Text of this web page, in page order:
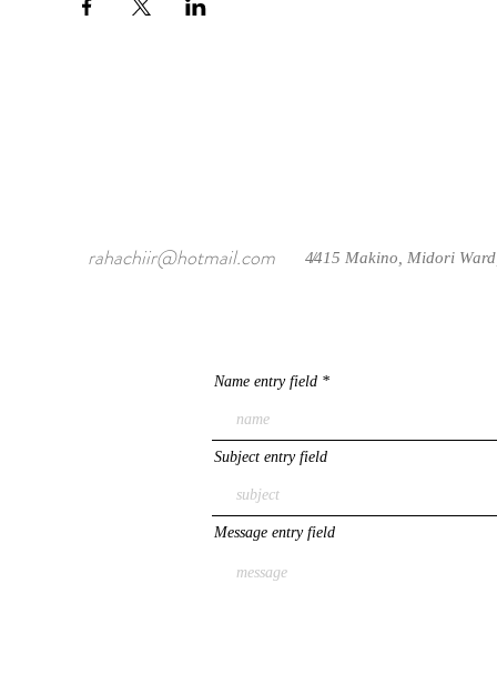
rahachiir@hotmail.com /
4415 Makino, Midori
Name entry field
Subject entry field
Message entry field